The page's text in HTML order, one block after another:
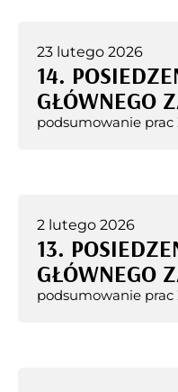
23 lutego 2026
14.
GŁÓWNEGO
podsumowanie prac
2 lutego 2026
13.
GŁÓWNEGO
podsumowanie prac